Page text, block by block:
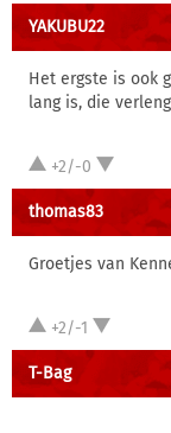
YAKUBU22
Het ergste is ook
lang is, die
+2/-0
thomas83
Groetjes van
+2/-1
T-Bag